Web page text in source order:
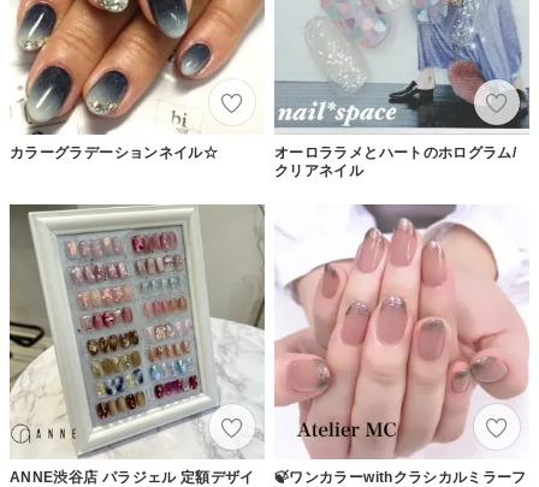
カラーグラデーションネイル☆
オーロララメとハートのホログラム/
クリアネイル
ANNE渋谷店 パラジェル 定額デザイ
🍃ワンカラーwithクラシカルミラーフ